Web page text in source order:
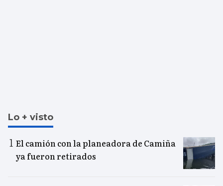
Lo + visto
El camión con la planeadora de Camiña
ya fueron retirados